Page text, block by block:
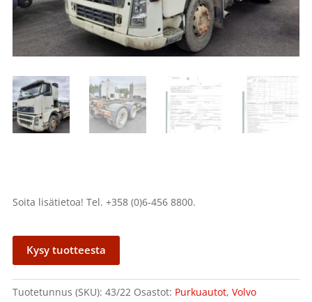
Soita lisätietoa! Tel. +358 (0)6-456 8800.
Kysy tuotteesta
Tuotetunnus (SKU): 43/22 Osastot: Purkuautot, Volvo